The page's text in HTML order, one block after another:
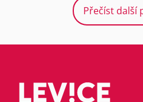
Přečíst další